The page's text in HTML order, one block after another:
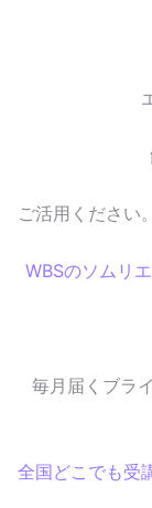
ご活用ください
WBSのソムリ
毎月届くブラ
全国どこでも受